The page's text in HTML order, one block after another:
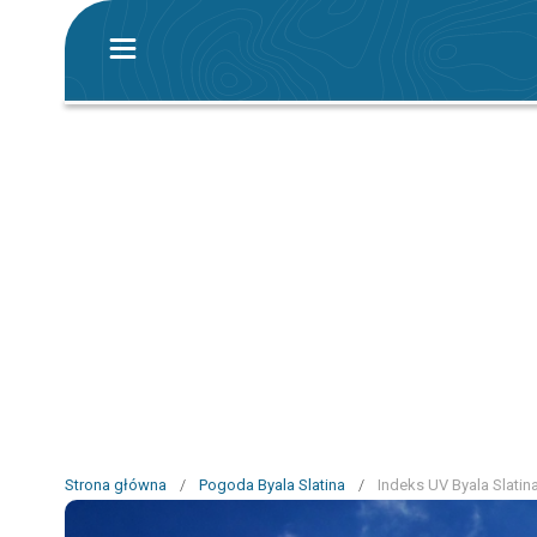
Strona główna / Pogoda Byala Slatina / Indeks UV Byala